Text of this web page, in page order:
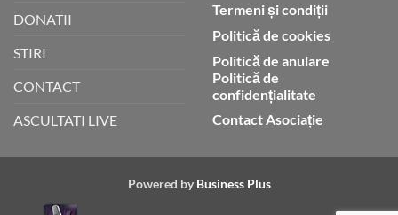
DONATII
STIRI
CONTACT
ASCULTATI LIVE
Termeni și condiții
Politică de cookies
Politică de anulare
Politică de
confidențialitate
Contact Asociație
Powered by Business Plus